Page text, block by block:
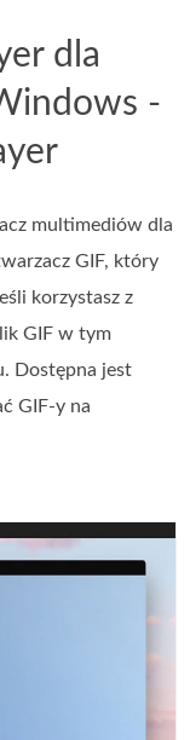
dla
-
multimediów dla
GIF, który
korzystasz z
GIF w tym
Dostępna jest
GIF-y na